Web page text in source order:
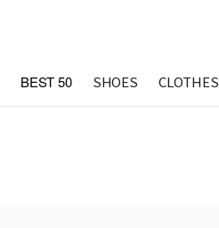
BEST 50 SHOES CLOTHES